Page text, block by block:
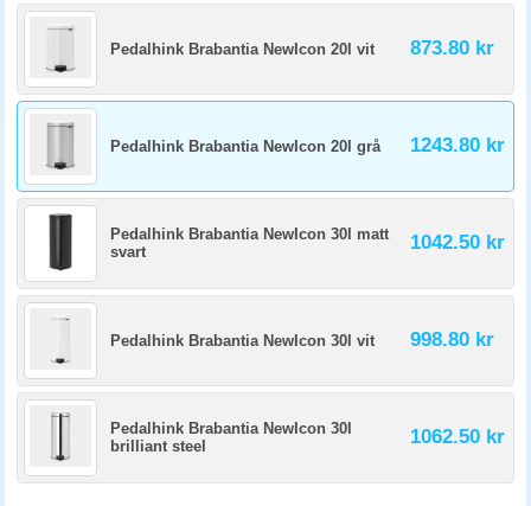
Pedalhink Brabantia NewIcon 20l vit 873.80 kr
Pedalhink Brabantia NewIcon 20l grå 1243.80 kr
Pedalhink Brabantia NewIcon 30l matt
svart
1042.50 kr
Pedalhink Brabantia NewIcon 30l vit 998.80 kr
Pedalhink Brabantia NewIcon 30l
brilliant steel
1062.50 kr